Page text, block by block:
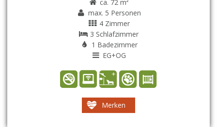
ca. 72 m²
max. 5 Personen
4 Zimmer
3 Schlafzimmer
1 Badezimmer
EG+OG
Merken